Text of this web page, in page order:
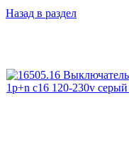
Назад в раздел